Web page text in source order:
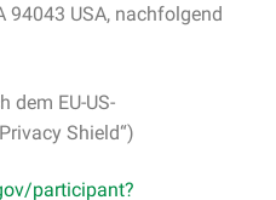
94043 USA, nachfolgend
dem EU-US-
Shield“)
participant?